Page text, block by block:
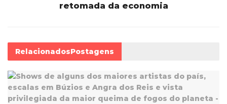
retomada da economia
RelacionadosPostagens